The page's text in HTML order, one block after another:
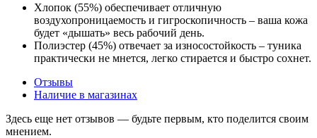
Хлопок (55%) обеспечивает отличную
воздухопроницаемость и гигроскопичность – ваша кожа
будет «дышать» весь рабочий день.
Полиэстер (45%) отвечает за износостойкость – туника
практически не мнется, легко стирается и быстро сохнет.
Отзывы
Наличие в магазинах
Здесь еще нет отзывов — будьте первым, кто поделится своим
мнением.